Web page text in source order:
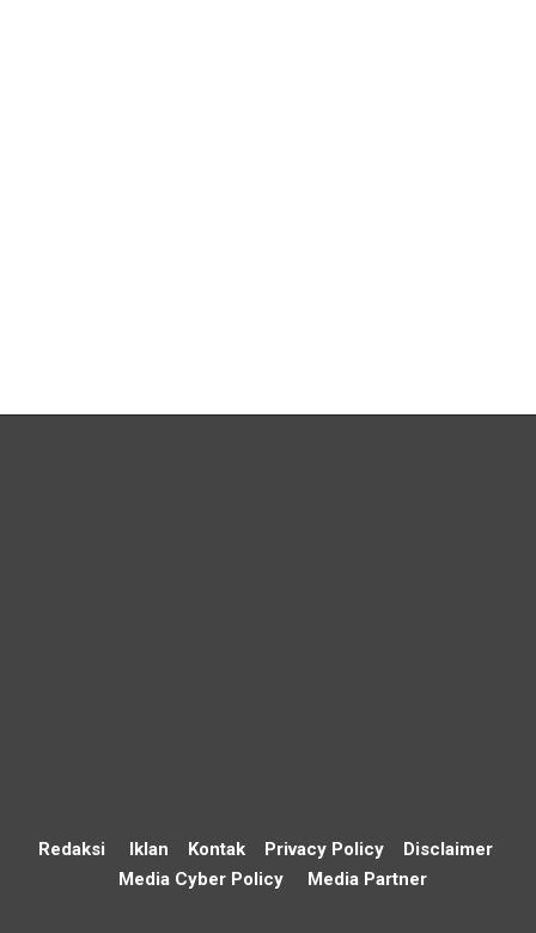
Redaksi Iklan Kontak Privacy Policy
Disclaimer
Media Cyber Policy
Media Partner